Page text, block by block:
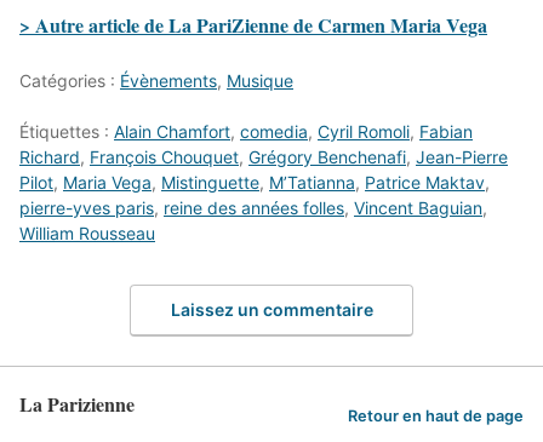
> Autre article de La PariZienne de Carmen Maria Vega
Catégories : Évènements, Musique
Étiquettes : Alain Chamfort, comedia, Cyril Romoli, Fabian
Richard, François Chouquet, Grégory Benchenafi, Jean-Pierre
Pilot, Maria Vega, Mistinguette, M’Tatianna, Patrice Maktav,
pierre-yves paris, reine des années folles, Vincent Baguian,
William Rousseau
Laissez un commentaire
La Parizienne Retour en haut de page